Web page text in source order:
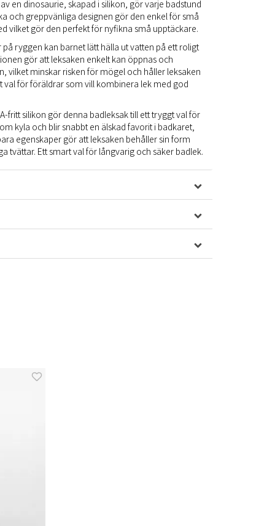
en dinosaurie, skapad i silikon, gör varje badstund
och greppvänliga designen gör den enkel för små
vilket gör den perfekt för nyfikna små upptäckare.
ryggen kan barnet lätt hälla ut vatten på ett roligt
gör att leksaken enkelt kan öppnas och
vilket minskar risken för mögel och håller leksaken
val för föräldrar som vill kombinera lek med god
fritt silikon gör denna badleksak till ett tryggt val för
kyla och blir snabbt en älskad favorit i badkaret,
egenskaper gör att leksaken behåller sin form
tvättar. Ett smart val för långvarig och säker badlek.